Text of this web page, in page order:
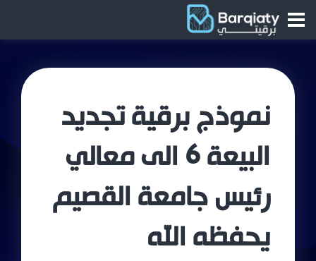
نموذج برقية تجديد
البيعة 6 الى معالي
رئيس جامعة القصيم
يحفظه الله